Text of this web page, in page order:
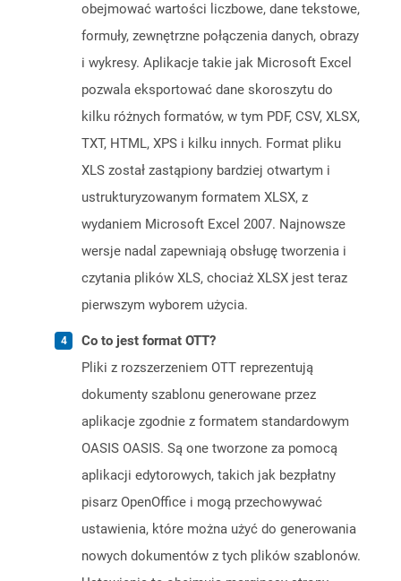
obejmować wartości liczbowe, dane tekstowe,
formuły, zewnętrzne połączenia danych, obrazy
i wykresy. Aplikacje takie jak Microsoft Excel
pozwala eksportować dane skoroszytu do
kilku różnych formatów, w tym PDF, CSV, XLSX,
TXT, HTML, XPS i kilku innych. Format pliku
XLS został zastąpiony bardziej otwartym i
ustrukturyzowanym formatem XLSX, z
wydaniem Microsoft Excel 2007. Najnowsze
wersje nadal zapewniają obsługę tworzenia i
czytania plików XLS, chociaż XLSX jest teraz
pierwszym wyborem użycia.
Co to jest format OTT?
Pliki z rozszerzeniem OTT reprezentują
dokumenty szablonu generowane przez
aplikacje zgodnie z formatem standardowym
OASIS OASIS. Są one tworzone za pomocą
aplikacji edytorowych, takich jak bezpłatny
pisarz OpenOffice i mogą przechowywać
ustawienia, które można użyć do generowania
nowych dokumentów z tych plików szablonów.